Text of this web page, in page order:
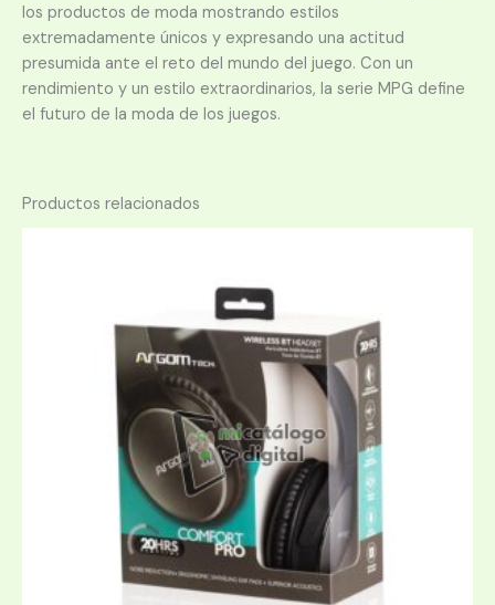
los productos de moda mostrando estilos
extremadamente únicos y expresando una actitud
presumida ante el reto del mundo del juego. Con un
rendimiento y un estilo extraordinarios, la serie MPG define
el futuro de la moda de los juegos.
Productos relacionados